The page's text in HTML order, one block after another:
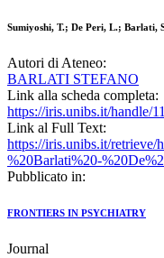
Sumiyoshi, T.; De Peri, L.; Barlati,
Autori di Ateneo:
BARLATI STEFANO
Link alla scheda completa:
https://iris.unibs.it/handle/
Link al Full Text:
https://iris.unibs.it/
%20Barlati%20-
Pubblicato in:
FRONTIERS IN PSYCHIATRY
Journal